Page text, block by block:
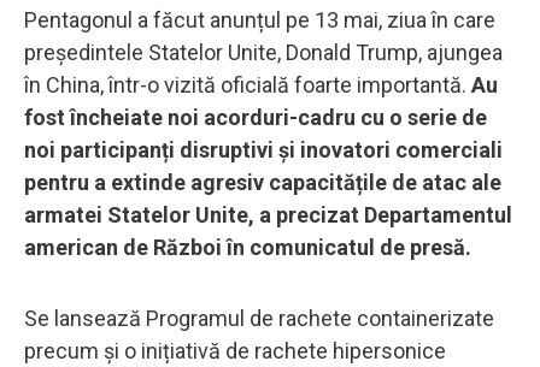
Pentagonul a făcut anunțul pe 13 mai, ziua în care
președintele Statelor Unite, Donald Trump, ajungea
în China, într-o vizită oficială foarte importantă. Au
fost încheiate noi acorduri-cadru cu o serie de
noi participanți disruptivi și inovatori comerciali
pentru a extinde agresiv capacitățile de atac ale
armatei Statelor Unite, a precizat Departamentul
american de Război în comunicatul de presă.
Se lansează Programul de rachete containerizate
precum și o inițiativă de rachete hipersonice